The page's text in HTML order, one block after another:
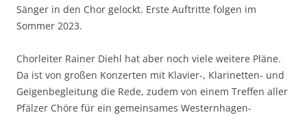
Sänger in den Chor gelockt. Erste Auftritte folgen im
Sommer 2023.
Chorleiter Rainer Diehl hat aber noch viele weitere Pläne.
Da ist von großen Konzerten mit Klavier-, Klarinetten- und
Geigenbegleitung die Rede, zudem von einem Treffen aller
Pfälzer Chöre für ein gemeinsames Westernhagen-